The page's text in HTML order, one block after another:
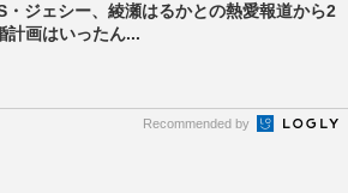
・ジェシー、綾瀬はるかとの熱愛報道から2
計画はいったん...
Recommended by